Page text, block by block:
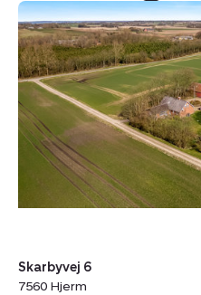
Landejendom:
Skarbyvej
6,
7560
Hjerm
Skarbyvej 6
7560 Hjerm